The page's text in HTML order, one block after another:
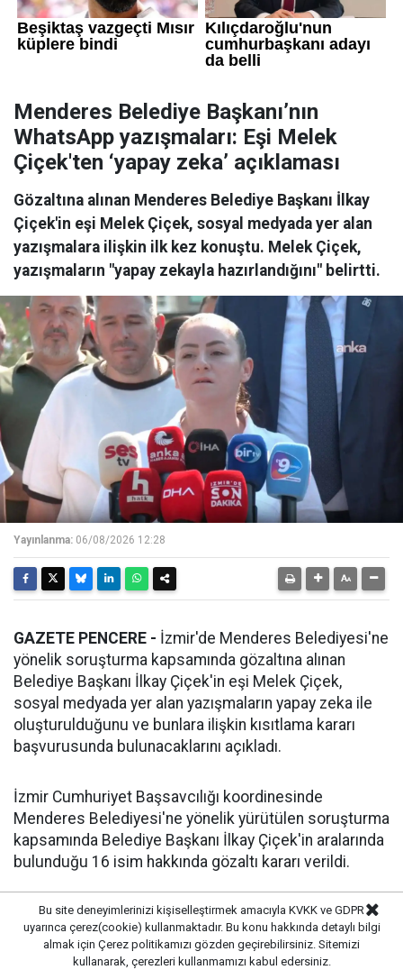
Menderes Belediye Başkanı’nın
WhatsApp yazışmaları: Eşi Melek
Çiçek'ten ‘yapay zeka’ açıklaması
Gözaltına alınan Menderes Belediye Başkanı İlkay
Çiçek'in eşi Melek Çiçek, sosyal medyada yer alan
yazışmalara ilişkin ilk kez konuştu. Melek Çiçek,
yazışmaların "yapay zekayla hazırlandığını" belirtti.
Yayınlanma: 06/08/2026 12:28
GAZETE PENCERE - İzmir'de Menderes Belediyesi'ne
yönelik soruşturma kapsamında gözaltına alınan
Belediye Başkanı İlkay Çiçek'in eşi Melek Çiçek,
sosyal medyada yer alan yazışmaların yapay zeka ile
oluşturulduğunu ve bunlara ilişkin kısıtlama kararı
başvurusunda bulunacaklarını açıkladı.
İzmir Cumhuriyet Başsavcılığı koordinesinde
Menderes Belediyesi'ne yönelik yürütülen soruşturma
kapsamında Belediye Başkanı İlkay Çiçek'in aralarında
bulunduğu 16 isim hakkında gözaltı kararı verildi.
Gözaltına alınan isimlerin İl Jandarma Komutanlığı'nda
işlemleri devam ederken Menderes Belediye Başkanı
İlkay Çiçek'in eşi Melek Çiçek ile avukatı Atalay Aksay
Bu site deneyimlerinizi kişiselleştirmek amacıyla KVKK ve GDPR
uyarınca çerez(cookie) kullanmaktadır. Bu konu hakkında detaylı bilgi
almak için Çerez politikamızı gözden geçirebilirsiniz. Sitemizi
kullanarak, çerezleri kullanmamızı kabul edersiniz.